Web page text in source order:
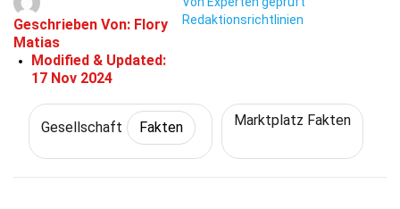
Geschrieben Von: Flory
Matias
Modified & Updated:
17 Nov 2024
Redaktionsrichtlinien
Gesellschaft Fakten Marktplatz Fakten